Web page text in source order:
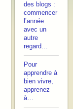
des blogs :
commencer
l’année
avec un
autre
regard…
Pour
apprendre à
bien vivre,
apprenez
à…